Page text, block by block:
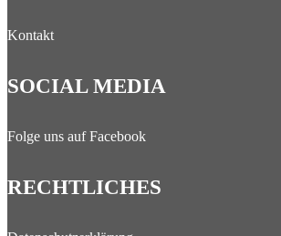
Kontakt
SOCIAL MEDIA
Folge uns auf Facebook
RECHTLICHES